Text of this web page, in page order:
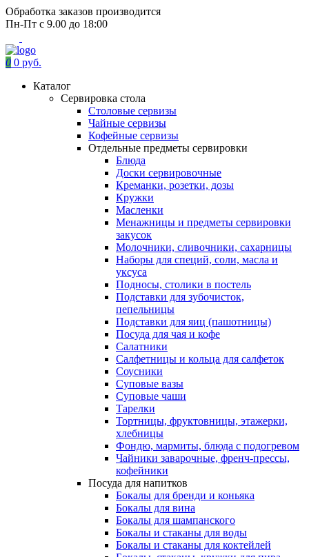
Обработка заказов производится
Пн-Пт с 9.00 до 18:00
0 0 руб.
Каталог
Сервировка стола
Столовые сервизы
Чайные сервизы
Кофейные сервизы
Отдельные предметы сервировки
Блюда
Доски сервировочные
Креманки, розетки, дозы
Кружки
Масленки
Менажницы и предметы сервировки
закусок
Молочники, сливочники, сахарницы
Наборы для специй, соли, масла и
уксуса
Подносы, столики в постель
Подставки для зубочисток,
пепельницы
Подставки для яиц (пашотницы)
Посуда для чая и кофе
Салатники
Салфетницы и кольца для салфеток
Соусники
Суповые вазы
Суповые чаши
Тарелки
Тортницы, фруктовницы, этажерки,
хлебницы
Фондю, мармиты, блюда с подогревом
Чайники заварочные, френч-прессы,
кофейники
Посуда для напитков
Бокалы для бренди и коньяка
Бокалы для вина
Бокалы для шампанского
Бокалы и стаканы для воды
Бокалы и стаканы для коктейлей